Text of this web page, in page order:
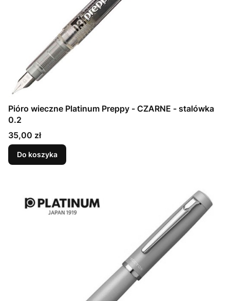
Pióro wieczne Platinum Preppy - CZARNE - stalówka
0.2
Cena
35,00 zł
Do koszyka